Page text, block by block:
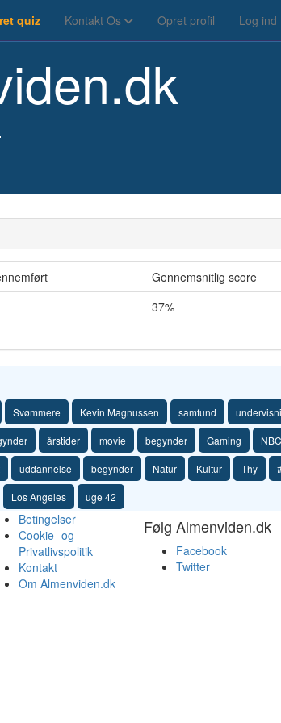
quiz Kontakt Os Opret profil Log ind
Gennemsnitlig score
37%
Svømmere Kevin Magnussen samfund
årstider movie begynder Gaming NBC
uddannelse begynder Natur Kultur Thy
Los Angeles uge 42
Betingelser
Cookie- og
Privatlivspolitik
Kontakt
Om Almenviden.dk
Følg Almenviden.dk
Facebook
Twitter